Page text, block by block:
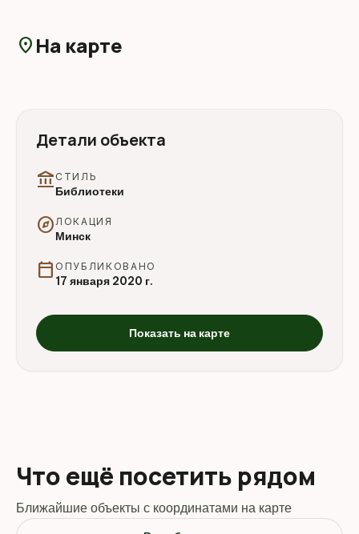
location_on На карте
Детали объекта
account_balance СТИЛЬ
Библиотеки
exploreЛОКАЦИЯ
Минск
calendar_today ОПУБЛИКОВАНО
17 января 2020 г.
Показать на карте
Что ещё посетить рядом
Ближайшие объекты с координатами на карте